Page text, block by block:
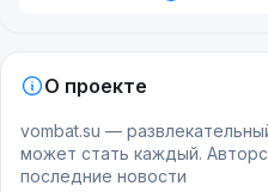
О проекте
vombat.su —
может стать каждый.
последние новости